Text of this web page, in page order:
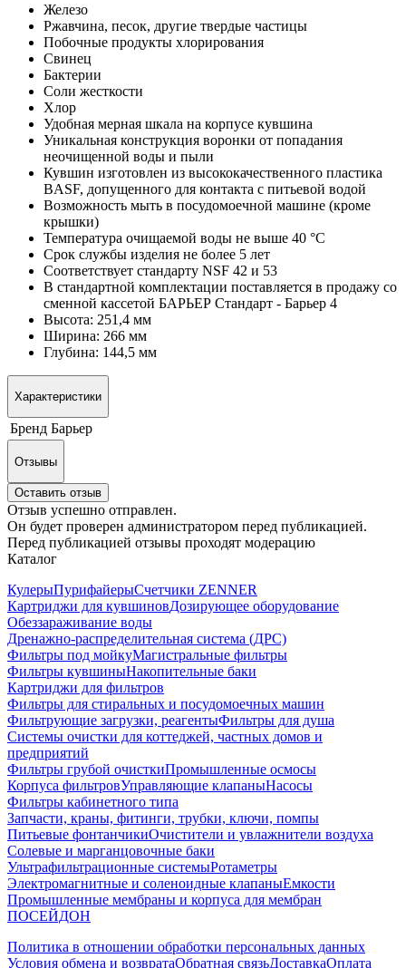
Железо
Ржавчина, песок, другие твердые частицы
Побочные продукты хлорирования
Свинец
Бактерии
Соли жесткости
Хлор
Удобная мерная шкала на корпусе кувшина
Уникальная конструкция воронки от попадания
неочищенной воды и пыли
Кувшин изготовлен из высококачественного пластика
BASF, допущенного для контакта с питьевой водой
Возможность мыть в посудомоечной машине (кроме
крышки)
Температура очищаемой воды не выше 40 °С
Срок службы изделия не более 5 лет
Соответствует стандарту NSF 42 и 53
В стандартной комплектации поставляется в продажу со
сменной кассетой БАРЬЕР Стандарт - Барьер 4
Высота: 251,4 мм
Ширина: 266 мм
Глубина: 144,5 мм
Характеристики
Бренд Барьер
Отзывы
Оставить отзыв
Отзыв успешно отправлен.
Он будет проверен администратором перед публикацией.
Перед публикацией отзывы проходят модерацию
Каталог
КулерыПурифайерыСчетчики ZENNER
Картриджи для кувшиновДозирующее оборудование
Обеззараживание воды
Дренажно-распределительная система (ДРС)
Фильтры под мойкуМагистральные фильтры
Фильтры кувшиныНакопительные баки
Картриджи для фильтров
Фильтры для стиральных и посудомоечных машин
Фильтрующие загрузки, реагентыФильтры для душа
Системы очистки для коттеджей, частных домов и
предприятий
Фильтры грубой очисткиПромышленные осмосы
Корпуса фильтровУправляющие клапаныНасосы
Фильтры кабинетного типа
Запчасти, краны, фитинги, трубки, ключи, помпы
Питьевые фонтанчикиОчистители и увлажнители воздуха
Солевые и марганцовочные баки
Ультрафильтрационные системыРотаметры
Электромагнитные и соленоидные клапаныЕмкости
Промышленные мембраны и корпуса для мембран
ПОСЕЙДОН
Политика в отношении обработки персональных данных
Условия обмена и возвратаОбратная связьДоставкаОплата